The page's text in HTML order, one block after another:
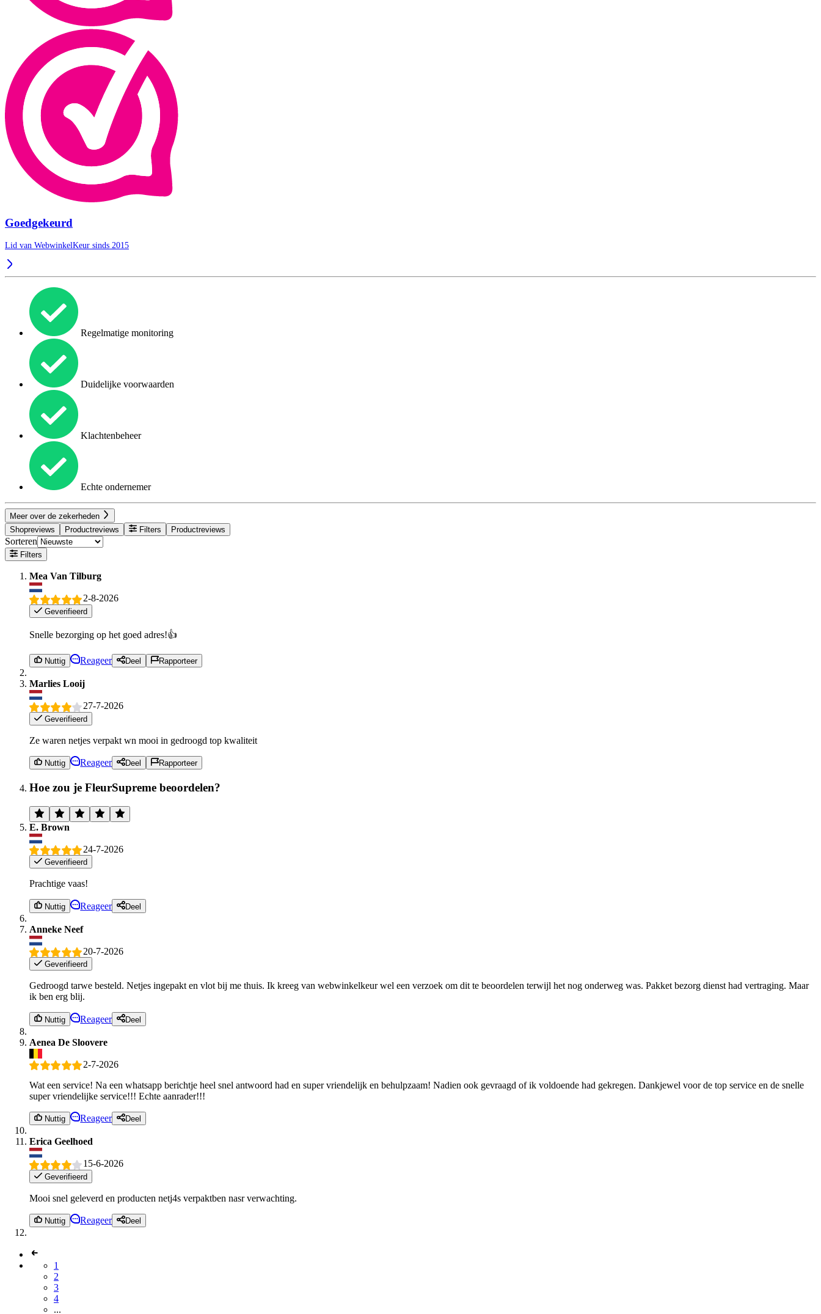
Goedgekeurd
Lid van WebwinkelKeur sinds 2015
Regelmatige monitoring
Duidelijke voorwaarden
Klachtenbeheer
Echte ondernemer
Meer over de zekerheden
Shopreviews
Productreviews Filters Productreviews
Sorteren
Filters
Mea Van Tilburg
2-8-2026
Geverifieerd
Snelle bezorging op het goed adres!👍
Nuttig Reageer Deel Rapporteer
Marlies Looij
27-7-2026
Geverifieerd
Ze waren netjes verpakt wn mooi in gedroogd top kwaliteit
Nuttig Reageer Deel Rapporteer
Hoe zou je FleurSupreme beoordelen?
E. Brown
24-7-2026
Geverifieerd
Prachtige vaas!
Nuttig Reageer Deel
Anneke Neef
20-7-2026
Geverifieerd
Gedroogd tarwe besteld. Netjes ingepakt en vlot bij me thuis. Ik kreeg van webwinkelkeur wel een verzoek om dit te beoordelen terwijl het nog onderweg was. Pakket bezorg dienst had vertraging. Maar
ik ben erg blij.
Nuttig Reageer Deel
Aenea De Sloovere
2-7-2026
Wat een service! Na een whatsapp berichtje heel snel antwoord had en super vriendelijk en behulpzaam! Nadien ook gevraagd of ik voldoende had gekregen. Dankjewel voor de top service en de snelle
super vriendelijke service!!! Echte aanrader!!!
Nuttig Reageer Deel
Erica Geelhoed
15-6-2026
Geverifieerd
Mooi snel geleverd en producten netj4s verpaktben nasr verwachting.
Nuttig Reageer Deel
1
2
3
4
...